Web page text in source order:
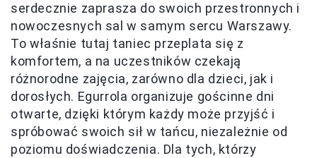
serdecznie zaprasza do swoich przestronnych i
nowoczesnych sal w samym sercu Warszawy.
To właśnie tutaj taniec przeplata się z
komfortem, a na uczestników czekają
różnorodne zajęcia, zarówno dla dzieci, jak i
dorosłych. Egurrola organizuje gościnne dni
otwarte, dzięki którym każdy może przyjść i
spróbować swoich sił w tańcu, niezależnie od
poziomu doświadczenia. Dla tych, którzy